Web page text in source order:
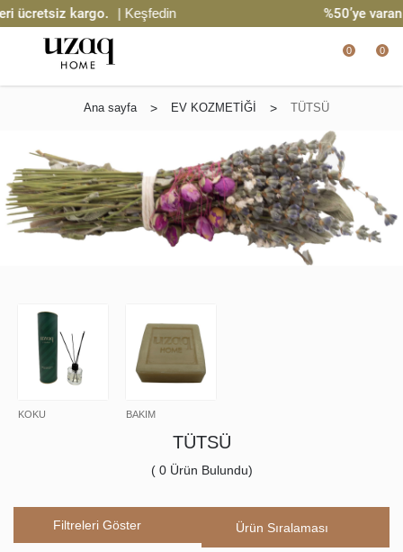
ücretsiz kargo. | Keşfedin %50’ye varan
0 0
Ana sayfa > EV KOZMETİĞİ > TÜTSÜ
KOKU BAKIM
TÜTSÜ
Filtreleri Göster
( 0Ürün Bulundu)